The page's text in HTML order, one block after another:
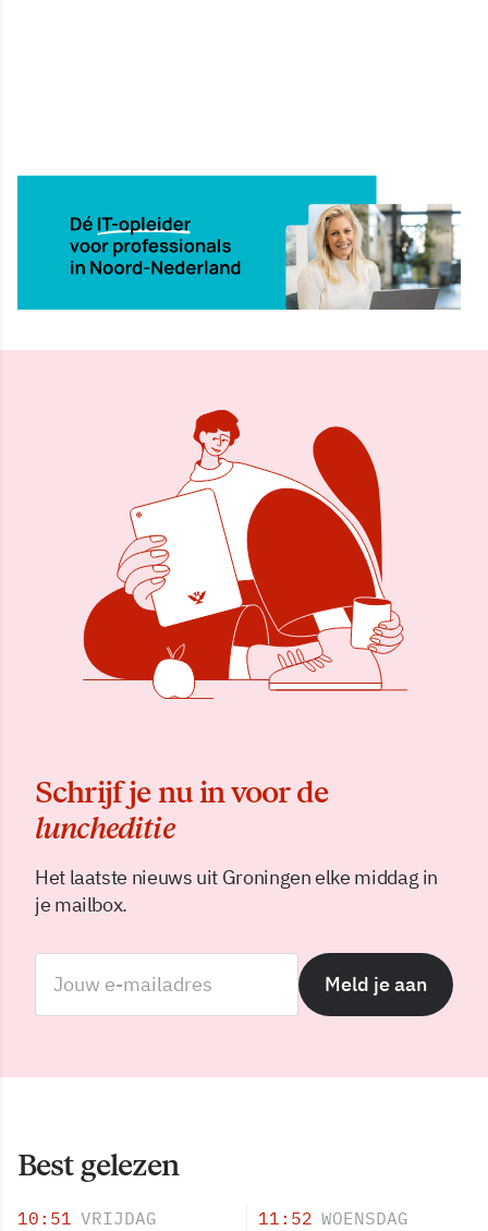
20 mei 2026, 09:31
Schrijf je nu in voor de
luncheditie
Het laatste nieuws uit Groningen elke middag in
je mailbox.
Meld je aan
Best gelezen
10:51 VRIJDAG 11:52 WOENSDAG